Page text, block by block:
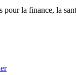
la finance, la